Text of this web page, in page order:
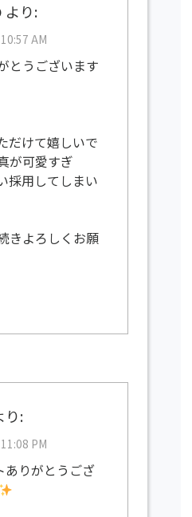
より:
AM
とうございます
だけて嬉しいで
が可愛すぎ
採用してしまい
きよろしくお願
り:
PM
りがとうござ